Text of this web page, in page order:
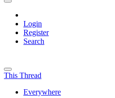
Login
Register
Search
This Thread
Everywhere